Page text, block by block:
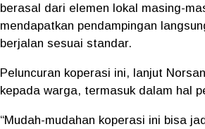
berasal dari elemen lokal masing-
mendapatkan pendampingan
berjalan sesuai standar.
Peluncuran koperasi ini, lanjut
kepada warga, termasuk dalam hal
“Mudah-mudahan koperasi ini bisa